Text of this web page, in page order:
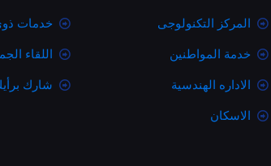
المركز التكنولوجى
خدمة المواطنين
الاداره الهندسية
الاسكان
خدمات
اللقاء
شارك